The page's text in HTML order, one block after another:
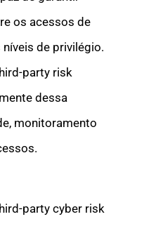
os acessos de
de privilégio.
party risk
dessa
monitoramento
party cyber risk